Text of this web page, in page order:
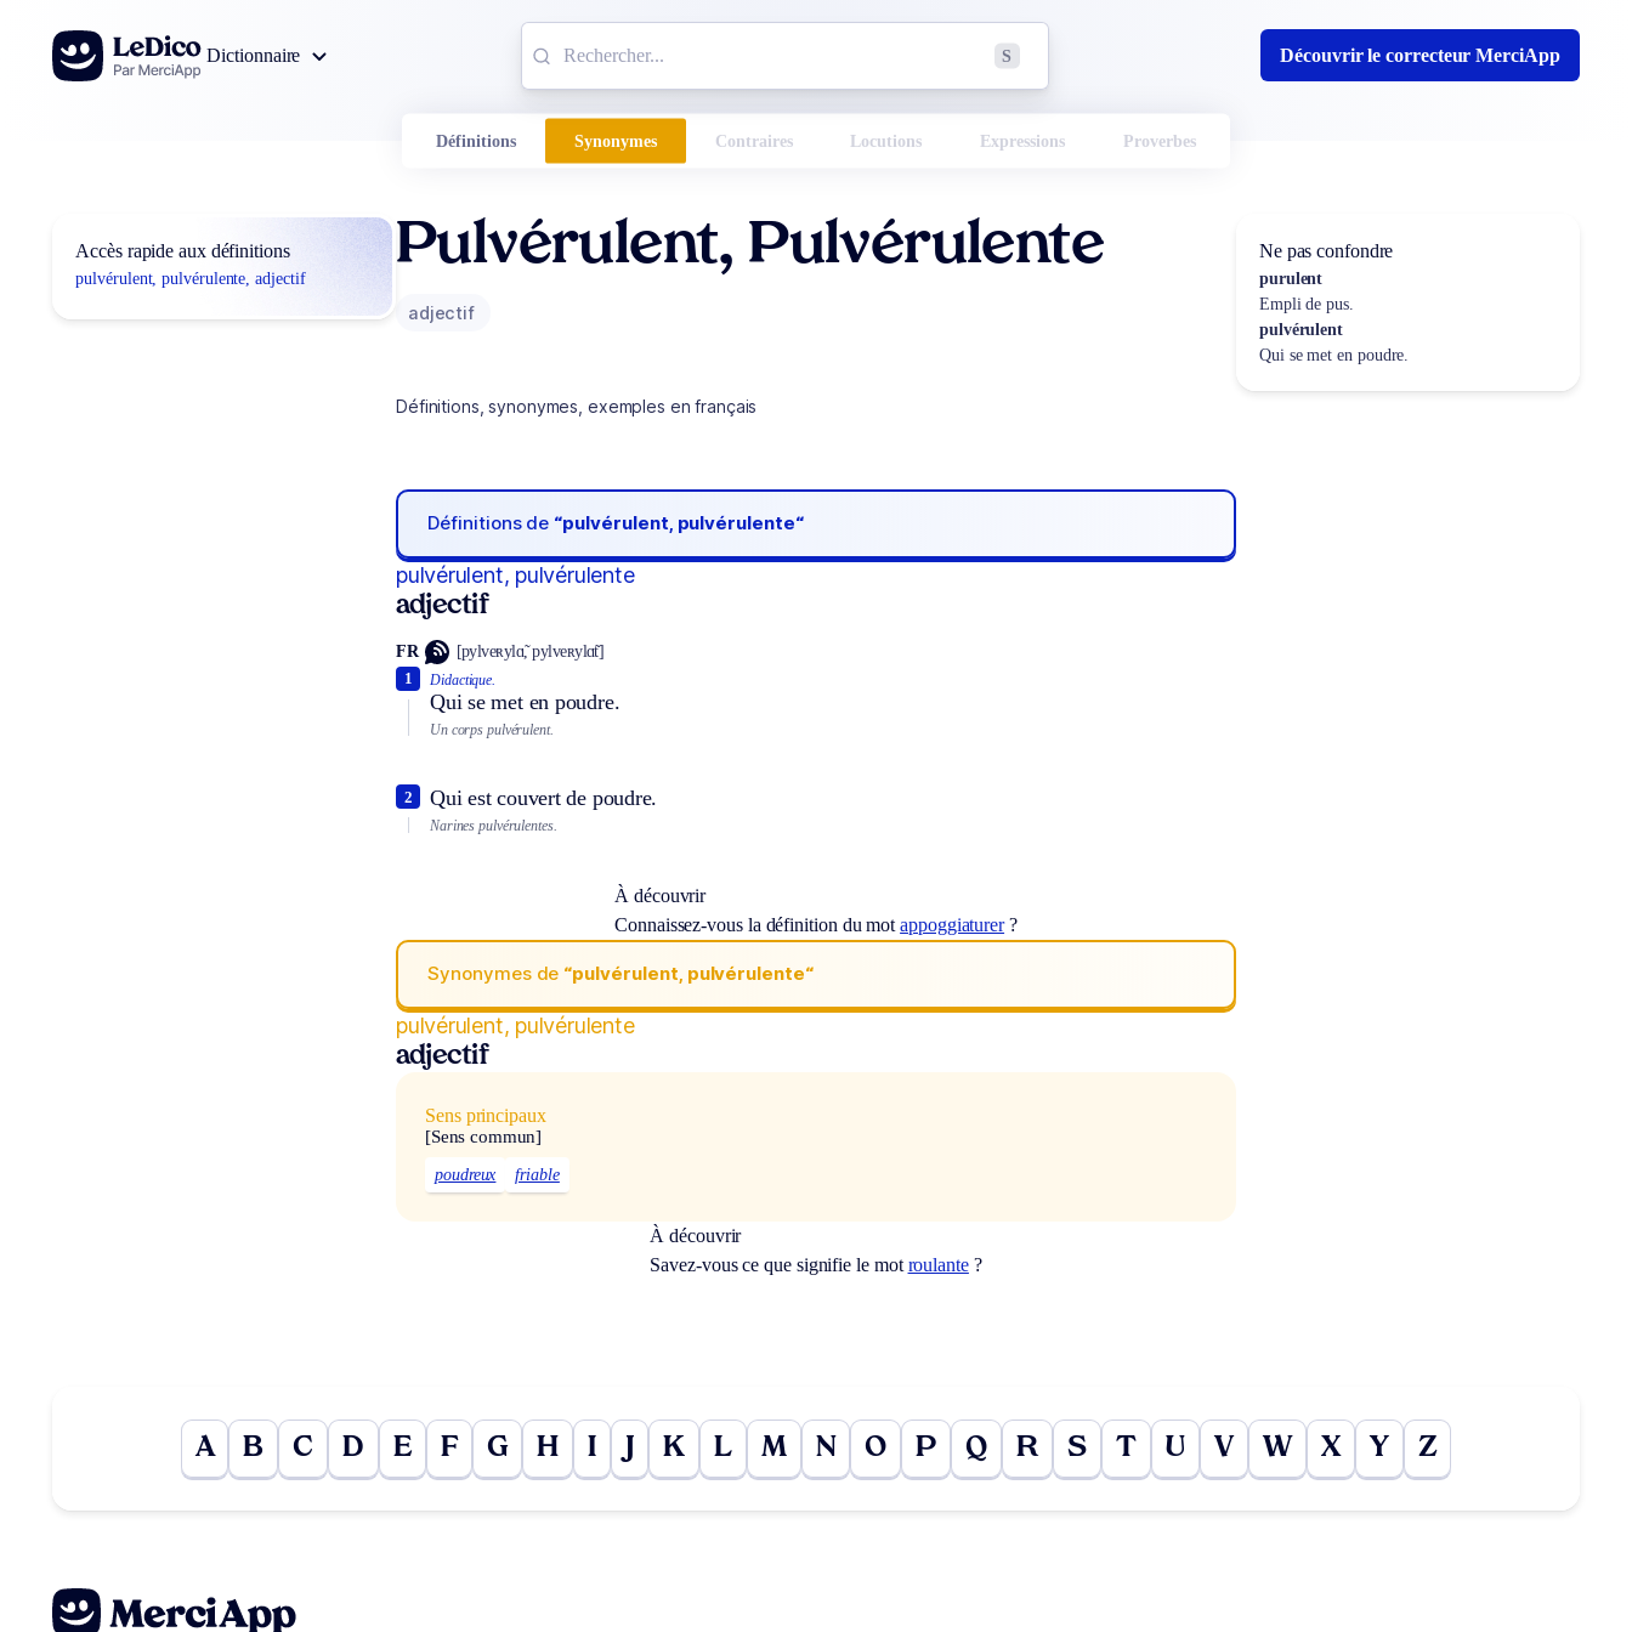
Aller au contenu
Dictionnaire
S Découvrir le correcteur MerciApp
Définitions Synonymes Contraires Locutions Expressions Proverbes
Accès rapide aux définitions
pulvérulent, pulvérulente, adjectif
Pulvérulent, Pulvérulente
adjectif
Définitions, synonymes, exemples en français
Définitions de “pulvérulent, pulvérulente“
pulvérulent, pulvérulente
adjectif
FR [pylveʀylɑ̃, pylveʀylɑ̃t]
Didactique.
Qui se met en poudre.
1
Un corps pulvérulent.
Qui est couvert de poudre.
2
Narines pulvérulentes.
À découvrir
Connaissez-vous la définition du motappoggiaturer?
Synonymes de “pulvérulent, pulvérulente“
pulvérulent, pulvérulente
adjectif
Sens principaux
[Sens commun]
poudreux friable
À découvrir
Savez-vous ce que signifie le mot roulante?
Ne pas confondre
purulent
Empli de pus.
pulvérulent
Qui se met en poudre.
A B C D E F G H I J K L M N O P Q R S T U V W X Y Z